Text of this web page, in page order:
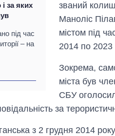
і за яких
під час
– на
званий
Маноліс
містом під
2014 по 2023
Зокрема,
міста був
СБУ
за
з 2 грудня 2014